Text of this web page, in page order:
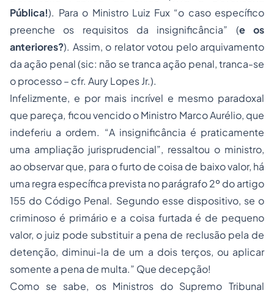
Pública!). Para o Ministro Luiz Fux “o caso específico
preenche os requisitos da insignificância” (e os
anteriores?). Assim, o relator votou pelo arquivamento
da ação penal (sic: não se tranca ação penal, tranca-se
o processo – cfr. Aury Lopes Jr.).
Infelizmente, e por mais incrível e mesmo paradoxal
que pareça, ficou vencido o Ministro Marco Aurélio, que
indeferiu a ordem. “A insignificância é praticamente
uma ampliação jurisprudencial”, ressaltou o ministro,
ao observar que, para o furto de coisa de baixo valor, há
uma regra específica prevista no parágrafo 2º do artigo
155 do Código Penal. Segundo esse dispositivo, se o
criminoso é primário e a coisa furtada é de pequeno
valor, o juiz pode substituir a pena de reclusão pela de
detenção, diminui-la de um a dois terços, ou aplicar
somente a pena de multa.” Que decepção!
Como se sabe, os Ministros do Supremo Tribunal